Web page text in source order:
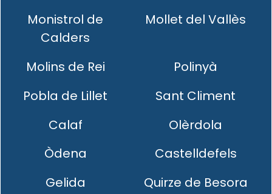
Monistrol de
Calders
Mollet del Vallès
Molins de Rei
Polinyà
Pobla de Lillet
Sant Climent
Calaf
Olèrdola
Òdena
Castelldefels
Gelida
Quirze de Besora